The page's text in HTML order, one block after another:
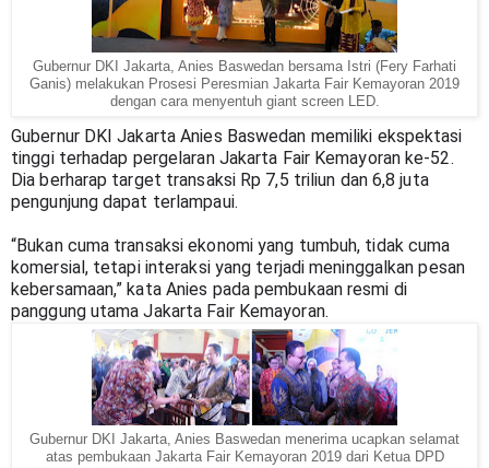
Gubernur DKI Jakarta, Anies Baswedan bersama Istri (Fery Farhati
Ganis) melakukan Prosesi Peresmian Jakarta Fair Kemayoran 2019
dengan cara menyentuh giant screen LED.
Gubernur DKI Jakarta Anies Baswedan memiliki ekspektasi
tinggi terhadap pergelaran Jakarta Fair Kemayoran ke-52.
Dia berharap target transaksi Rp 7,5 triliun dan 6,8 juta
pengunjung dapat terlampaui.
“Bukan cuma transaksi ekonomi yang tumbuh, tidak cuma
komersial, tetapi interaksi yang terjadi meninggalkan pesan
kebersamaan,” kata Anies pada pembukaan resmi di
panggung utama Jakarta Fair Kemayoran.
Gubernur DKI Jakarta, Anies Baswedan menerima ucapkan selamat
atas pembukaan Jakarta Fair Kemayoran 2019 dari Ketua DPD